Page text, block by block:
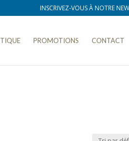
INSCRIVEZ-VOUS À NOTRE
PROMOTIONS CONTACT